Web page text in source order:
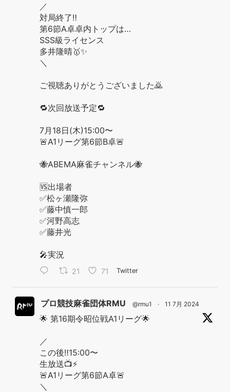
／
対局終了‼️
第6節A卓卓内トップは…
SSS級ライセンス
多井隆晴🥇✨
＼
ご視聴ありがとうございました🙇
🔁次回放送予定🔁
7月18日(木)15:00〜
🚨A1リーグ第6節B卓🚨
🐝ABEMA麻雀チャンネル🐝
🆚出場者
✅松ヶ瀬隆弥
✅藤中慎一郎
✅河野高志
✅藤井光
🎤実況
21 71 Twitter
プロ競技麻雀団体RMU @rmu1 · 11 7月 2024
🌟 第16期令昭位戦A1リーグ🌟
／
この後‼️15:00〜
生放送📺⚡️
🚨A1リーグ第6節A卓🚨
＼